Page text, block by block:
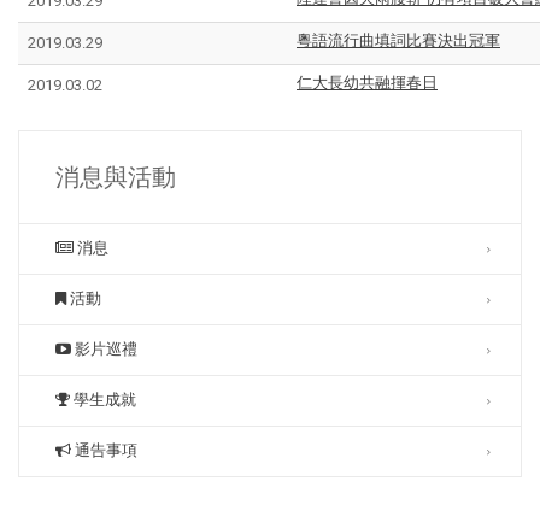
2019.03.29 粵語流行曲填詞比賽決出冠軍
2019.03.02 仁大長幼共融揮春日
消息與活動
消息
活動
影片巡禮
學生成就
通告事項